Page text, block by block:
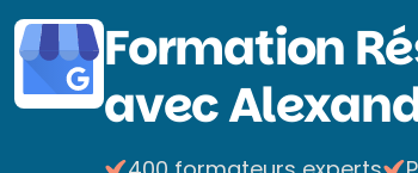
Formation
avec